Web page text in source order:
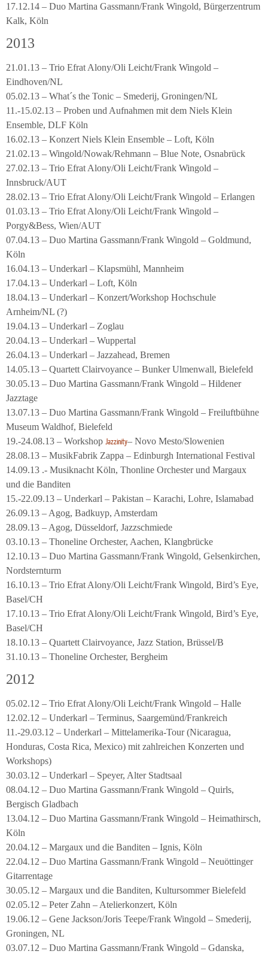
17.12.14 – Duo Martina Gassmann/Frank Wingold, Bürgerzentrum
Kalk, Köln
2013
21.01.13 – Trio Efrat Alony/Oli Leicht/Frank Wingold –
Eindhoven/NL
05.02.13 – What´s the Tonic – Smederij, Groningen/NL
11.-15.02.13 – Proben und Aufnahmen mit dem Niels Klein
Ensemble, DLF Köln
16.02.13 – Konzert Niels Klein Ensemble – Loft, Köln
21.02.13 – Wingold/Nowak/Rehmann – Blue Note, Osnabrück
27.02.13 – Trio Efrat Alony/Oli Leicht/Frank Wingold –
Innsbruck/AUT
28.02.13 – Trio Efrat Alony/Oli Leicht/Frank Wingold – Erlangen
01.03.13 – Trio Efrat Alony/Oli Leicht/Frank Wingold –
Porgy&Bess, Wien/AUT
07.04.13 – Duo Martina Gassmann/Frank Wingold – Goldmund,
Köln
16.04.13 – Underkarl – Klapsmühl, Mannheim
17.04.13 – Underkarl – Loft, Köln
18.04.13 – Underkarl – Konzert/Workshop Hochschule
Arnheim/NL (?)
19.04.13 – Underkarl – Zoglau
20.04.13 – Underkarl – Wuppertal
26.04.13 – Underkarl – Jazzahead, Bremen
14.05.13 – Quartett Clairvoyance – Bunker Ulmenwall, Bielefeld
30.05.13 – Duo Martina Gassmann/Frank Wingold – Hildener
Jazztage
13.07.13 – Duo Martina Gassmann/Frank Wingold – Freiluftbühne
Museum Waldhof, Bielefeld
19.-24.08.13 – Workshop Jazzinity– Novo Mesto/Slowenien
28.08.13 – MusikFabrik Zappa – Edinburgh International Festival
14.09.13 .- Musiknacht Köln, Thonline Orchester und Margaux
und die Banditen
15.-22.09.13 – Underkarl – Pakistan – Karachi, Lohre, Islamabad
26.09.13 – Agog, Badkuyp, Amsterdam
28.09.13 – Agog, Düsseldorf, Jazzschmiede
03.10.13 – Thoneline Orchester, Aachen, Klangbrücke
12.10.13 – Duo Martina Gassmann/Frank Wingold, Gelsenkirchen,
Nordsternturm
16.10.13 – Trio Efrat Alony/Oli Leicht/Frank Wingold, Bird’s Eye,
Basel/CH
17.10.13 – Trio Efrat Alony/Oli Leicht/Frank Wingold, Bird’s Eye,
Basel/CH
18.10.13 – Quartett Clairvoyance, Jazz Station, Brüssel/B
31.10.13 – Thoneline Orchester, Bergheim
2012
05.02.12 – Trio Efrat Alony/Oli Leicht/Frank Wingold – Halle
12.02.12 – Underkarl – Terminus, Saargemünd/Frankreich
11.-29.03.12 – Underkarl – Mittelamerika-Tour (Nicaragua,
Honduras, Costa Rica, Mexico) mit zahlreichen Konzerten und
Workshops)
30.03.12 – Underkarl – Speyer, Alter Stadtsaal
08.04.12 – Duo Martina Gassmann/Frank Wingold – Quirls,
Bergisch Gladbach
13.04.12 – Duo Martina Gassmann/Frank Wingold – Heimathirsch,
Köln
20.04.12 – Margaux und die Banditen – Ignis, Köln
22.04.12 – Duo Martina Gassmann/Frank Wingold – Neuöttinger
Gitarrentage
30.05.12 – Margaux und die Banditen, Kultursommer Bielefeld
02.05.12 – Peter Zahn – Atelierkonzert, Köln
19.06.12 – Gene Jackson/Joris Teepe/Frank Wingold – Smederij,
Groningen, NL
03.07.12 – Duo Martina Gassmann/Frank Wingold – Gdanska,